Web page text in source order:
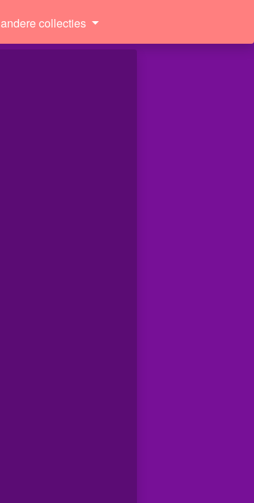
andere collecties